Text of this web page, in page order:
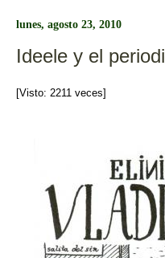
b
o
o
k
ar
tir
lunes, agosto 23, 2010
Ideele y el
[Visto: 2211 veces]